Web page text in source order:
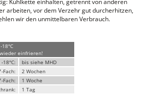
Kühlkette einhalten, getrennt von anderen
arbeiten, vor dem Verzehr gut durcherhitzen,
wir den unmittelbaren Verbrauch.
einfrieren!
bis siehe MHD
Fach:
2 Wochen
Fach:
1 Woche
1 Tag